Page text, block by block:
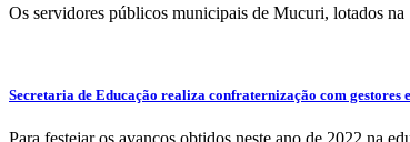
Os servidores públicos municipais de Mucuri, lotados
Secretaria de Educação realiza confraternização com gestores
Para festejar os avanços obtidos neste ano de 2022 na